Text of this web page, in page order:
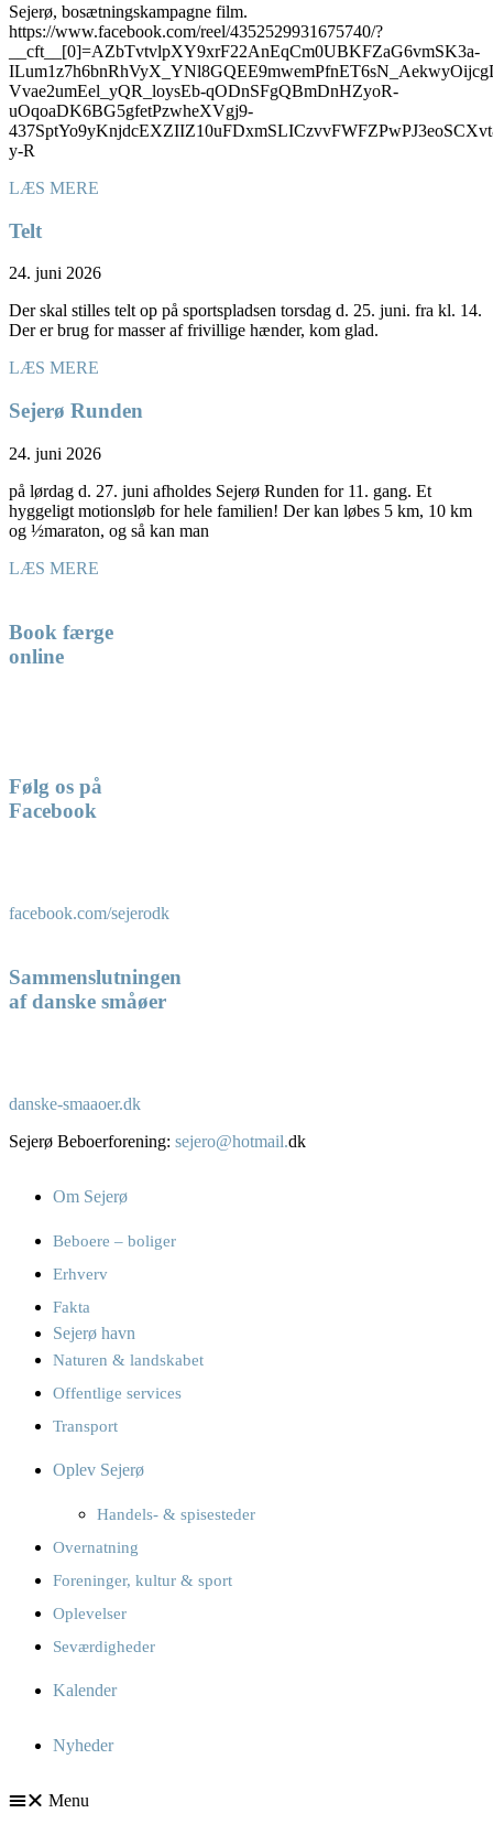
Sejerø, bosætningskampagne film.
https://www.facebook.com/reel/4352529931675740/?
__cft__[0]=AZbTvtvlpXY9xrF22AnEqCm0UBKFZaG6vmSK3a-
Vvae2umEel_yQR_loysEb-qODnSFgQBmDnHZyoR-
uOqoaDK6BG5gfetPzwheXVgj9-
y-R
LÆS MERE
Telt
24. juni 2026
Der skal stilles telt op på sportspladsen torsdag d. 25. juni. fra kl. 14.
Der er brug for masser af frivillige hænder, kom glad.
LÆS MERE
Sejerø Runden
24. juni 2026
på lørdag d. 27. juni afholdes Sejerø Runden for 11. gang. Et
hyggeligt motionsløb for hele familien! Der kan løbes 5 km, 10 km
og ½maraton, og så kan man
LÆS MERE
Book færge
online
Følg os på
Facebook
facebook.com/sejerodk
Sammenslutningen
af danske småøer
danske-smaaoer.dk
Sejerø Beboerforening: sejero@hotmail.dk
Om Sejerø
Beboere – boliger
Erhverv
Fakta
Sejerø havn
Naturen & landskabet
Offentlige services
Transport
Oplev Sejerø
Handels- & spisesteder
Overnatning
Foreninger, kultur & sport
Oplevelser
Seværdigheder
Kalender
Nyheder
Menu